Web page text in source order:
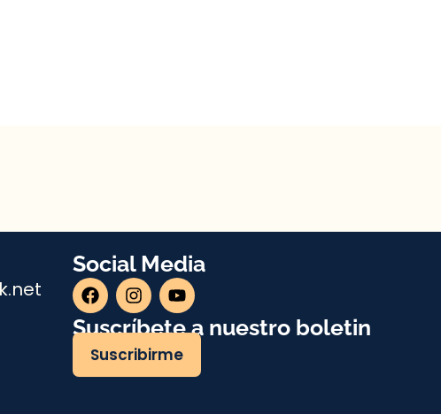
Social Media
Suscríbete a nuestro boletin
Suscribirme